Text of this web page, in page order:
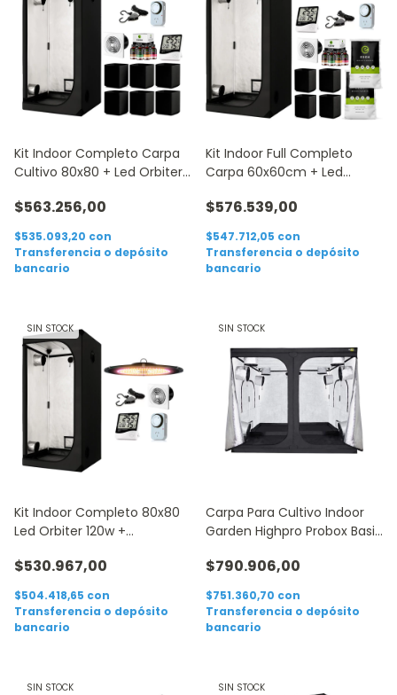
Kit Indoor Completo Carpa
Cultivo 80x80 + Led Orbiter
$563.256,00
$535.093,20 con
Transferencia o depósito
bancario
Kit Indoor Full Completo
Carpa 60x60cm + Led
$576.539,00
$547.712,05 con
Transferencia o depósito
bancario
SIN STOCK
Kit Indoor Completo 80x80
Led Orbiter 120w +
$530.967,00
$504.418,65 con
Transferencia o depósito
bancario
SIN STOCK
Carpa Para Cultivo Indoor
Garden Highpro Probox Basic
$790.906,00
$751.360,70 con
Transferencia o depósito
bancario
SIN STOCK SIN STOCK